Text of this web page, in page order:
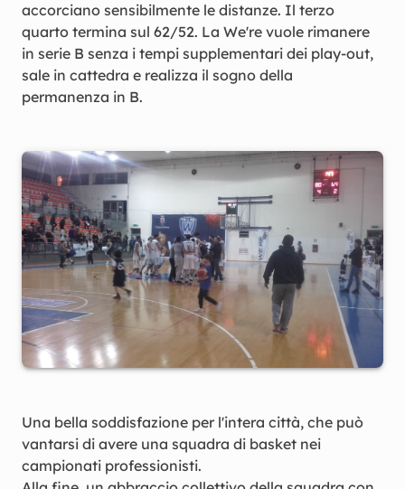
accorciano sensibilmente le distanze. Il terzo
quarto termina sul 62/52. La We're vuole rimanere
in serie B senza i tempi supplementari dei play-out,
sale in cattedra e realizza il sogno della
permanenza in B.
Una bella soddisfazione per l'intera città, che può
vantarsi di avere una squadra di basket nei
campionati professionisti.